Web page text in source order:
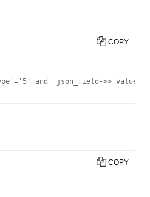
and  json_field-
COPY
COPY